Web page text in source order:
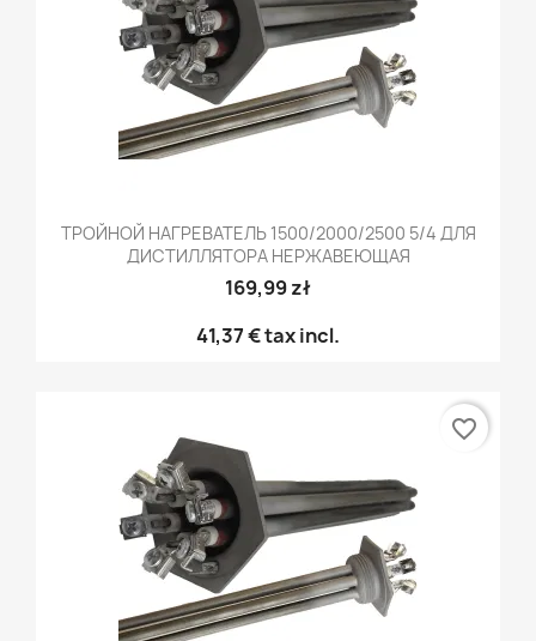
ТРОЙНОЙ НАГРЕВАТЕЛЬ 1500/2000/2500 5/4 ДЛЯ
ДИСТИЛЛЯТОРА НЕРЖАВЕЮЩАЯ
169,99 zł
41,37 €tax incl.
favorite_border